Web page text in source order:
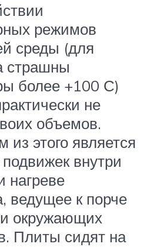
режимов
среды (для
страшны
более +100 С)
не
объемов.
из этого является
подвижек внутри
нагреве
ведущее к порче
окружающих
Плиты сидят на